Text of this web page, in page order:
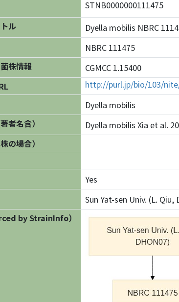
STNB0000000111475
ル
Dyella mobilis NBRC
NBRC 111475
株情報
CGMCC 1.15400
http://purl.jp/bio/103/
Dyella mobilis
者名含）
Dyella mobilis Xia et al.
の場合）
Yes
Sun Yat-sen Univ. (L. Qiu,
by StrainInfo）